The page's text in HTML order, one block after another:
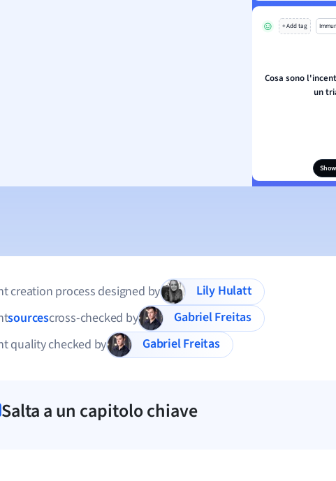
+ Add tag
Cosa sono
un
creation process designed by
Lily Hulatt
sourcescross-checked by
Gabriel Freitas
quality checked by
Gabriel Freitas
Salta a un capitolo chiave